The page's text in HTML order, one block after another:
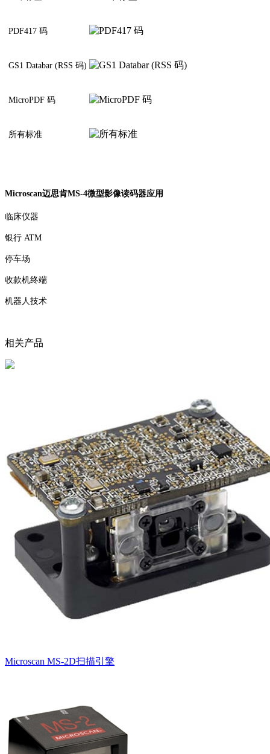
PDF417 码
GS1 Databar (RSS 码)
MicroPDF 码
所有标准
Microscan迈思肯MS-4微型影像读码器应用
临床仪器
银行 ATM
停车场
收款机终端
机器人技术
相关产品
Microscan MS-2D扫描引擎